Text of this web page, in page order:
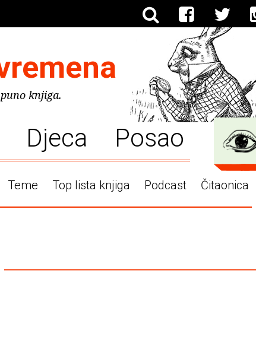
knjiga.
Djeca Posao
Teme Top lista knjiga Podcast Čitaonica